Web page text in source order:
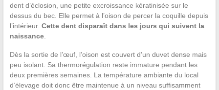
dent d’éclosion, une petite excroissance kératinisée sur le
dessus du bec. Elle permet à l’oison de percer la coquille depuis
l’intérieur. Cette dent disparaît dans les jours qui suivent la
naissance.
Dès la sortie de l’œuf, l’oison est couvert d’un duvet dense mais
peu isolant. Sa thermorégulation reste immature pendant les
deux premières semaines. La température ambiante du local
d’élevage doit donc être maintenue à un niveau suffisamment